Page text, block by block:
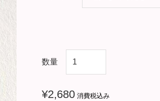
数量
国
ド
¥2,680 消費税込み